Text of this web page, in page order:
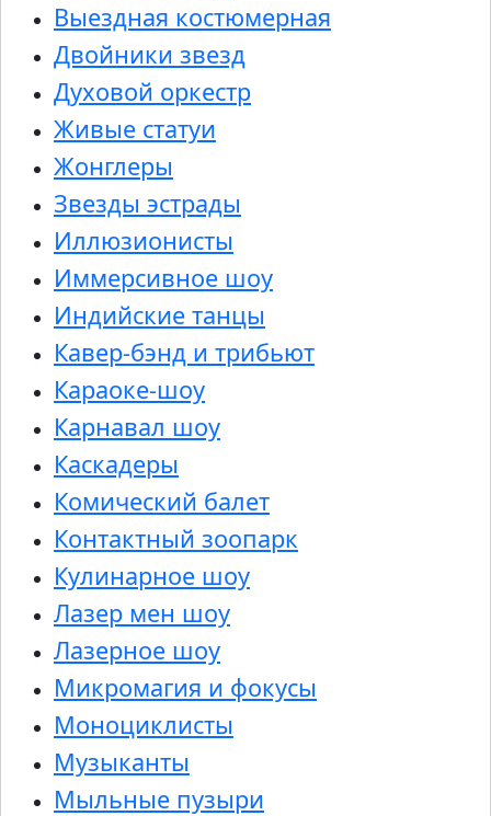
Выездная костюмерная
Двойники звезд
Духовой оркестр
Живые статуи
Жонглеры
Звезды эстрады
Иллюзионисты
Иммерсивное шоу
Индийские танцы
Кавер-бэнд и трибьют
Караоке-шоу
Карнавал шоу
Каскадеры
Комический балет
Контактный зоопарк
Кулинарное шоу
Лазер мен шоу
Лазерное шоу
Микромагия и фокусы
Моноциклисты
Музыканты
Мыльные пузыри